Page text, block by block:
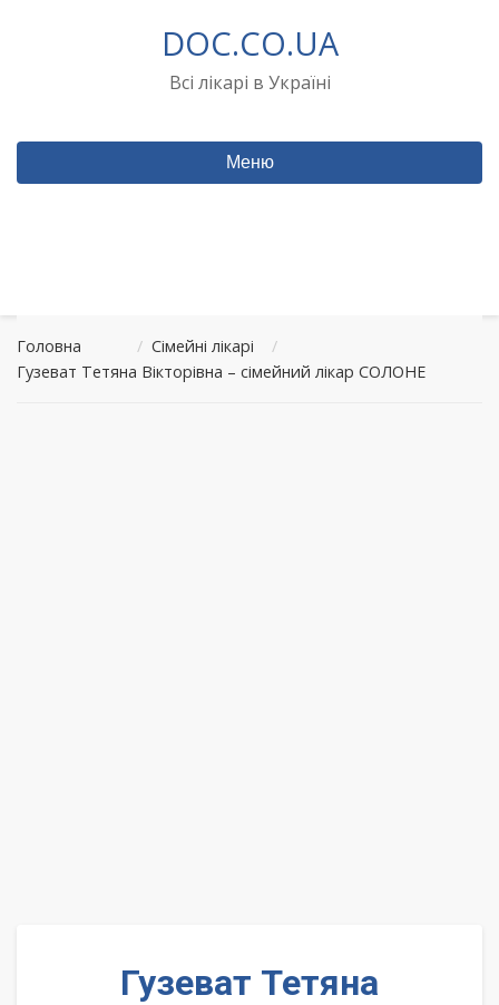
DOC.CO.UA
Всі лікарі в Україні
Меню
Головна / Сімейні лікарі
/
Гузеват Тетяна Вікторівна – сімейний лікар СОЛОНЕ
Гузеват Тетяна